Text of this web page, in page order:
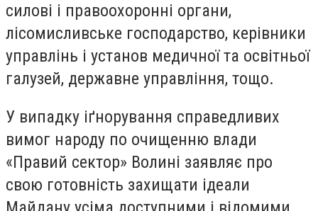
силові і правоохоронні органи,
лісомисливське господарство, керівники
управлінь і установ медичної та освітньої
галузей, державне управління, тощо.
У випадку іґнорування справедливих
вимог народу по очищенню влади
«Правий сектор» Волині заявляє про
свою готовність захищати ідеали